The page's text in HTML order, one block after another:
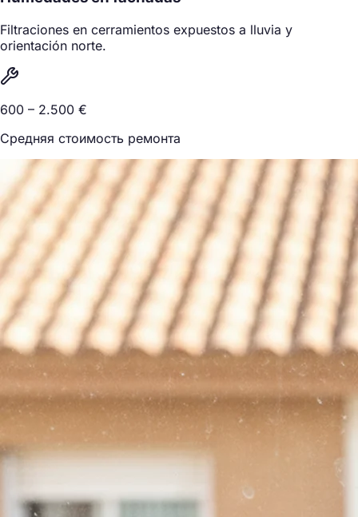
Filtraciones en cerramientos expuestos a lluvia y
orientación norte.
600 – 2.500 €
Средняя стоимость ремонта